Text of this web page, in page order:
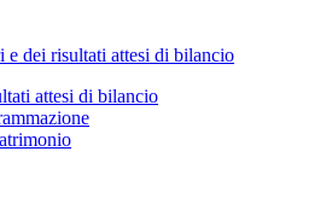
e dei risultati attesi di bilancio
attesi di bilancio